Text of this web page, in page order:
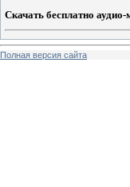
Скачать бесплатно
Полная версия сайта